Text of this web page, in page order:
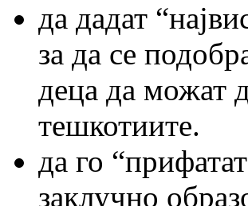
да дадат
за да се
деца да можат
тешкотиите.
да го
заклучно